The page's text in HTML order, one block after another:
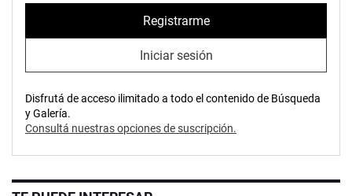
Registrarme
Iniciar sesión
Disfrutá de acceso ilimitado a todo el contenido de Búsqueda
y Galería.
Consultá nuestras opciones de suscripción.